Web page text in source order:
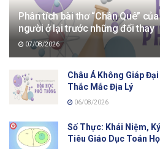
Phân tích bài thơ “Chân Quê”
người ở lại trước những đổi thay
07/08/2026
Châu Á Không Giáp
Thắc Mắc Địa Lý
06/08/2026
Số Thực: Khái Niệm,
Tiêu Giáo Dục Toán